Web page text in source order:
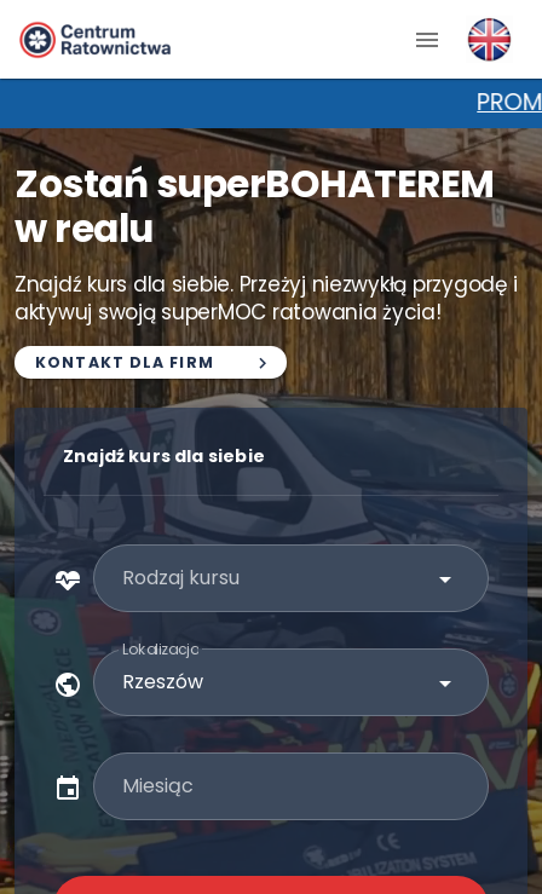
PROMOCJA
Zostań superBOHATEREM
w realu
Znajdź kurs dla siebie. Przeżyj niezwykłą przygodę i
aktywuj swoją superMOC ratowania życia!
KONTAKT DLA FIRM
Znajdź kurs dla siebie
Rodzaj kursu
Lokalizacja
Miesiąc